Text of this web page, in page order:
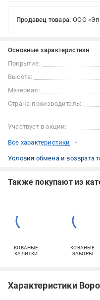
Продавец товара: ООО
Основные характеристики
Покрытие:
Высота:
Материал:
Страна-производитель:
Участвует в акции:
Все характеристики
Условия обмена и возврата
Также покупают из
КОВАНЫЕ
КАЛИТКИ
КОВАНЫЕ
ЗАБОРЫ
Характеристики